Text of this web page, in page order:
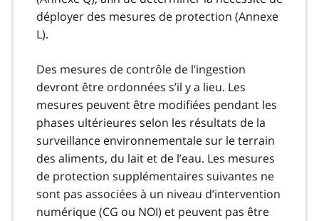
déployer des mesures de protection (Annexe
L).
Des mesures de contrôle de l’ingestion
devront être ordonnées s’il y a lieu. Les
mesures peuvent être modifiées pendant les
phases ultérieures selon les résultats de la
surveillance environnementale sur le terrain
des aliments, du lait et de l’eau. Les mesures
de protection supplémentaires suivantes ne
sont pas associées à un niveau d’intervention
numérique (CG ou NOI) et peuvent pas être